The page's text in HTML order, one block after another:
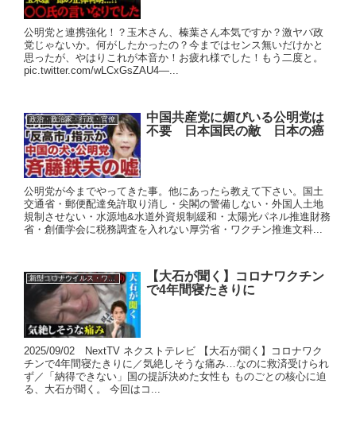
公明党と連携強化！？玉木さん、榛葉さん本気ですか？激ヤバ政
党じゃないか。何がしたかったの？今まではセンス無いだけかと
思ったが、やはりこれが本音か！お疲れ様でした！もう二度と。
pic.twitter.com/wLCxGsZAU4—...
政治・政治家・行政・官僚
中国共産党に媚びいる公明党は
不要 日本国民の敵 日本の癌
公明党が今までやってきた事。他にあったら教えて下さい。国土
交通省・郵便配達免許取り消し・尖閣の警備しない・外国人土地
規制させない・水源地&水道外資規制緩和・太陽光パネル推進財務
省・創価学会に税務調査を入れない厚労省・ワクチン推進文科...
新型コロナウイルス・ワクチン
【大石が聞く】コロナワクチン
で4年間寝たきりに
2025/09/02 NextTV ネクストテレビ 【大石が聞く】コロナワク
チンで4年間寝たきりに／気絶しそうな痛み…なのに救済受けられ
ず／「納得できない」国の提訴決めた女性も ものごとの核心に迫
る、大石が聞く。 今回はコ...